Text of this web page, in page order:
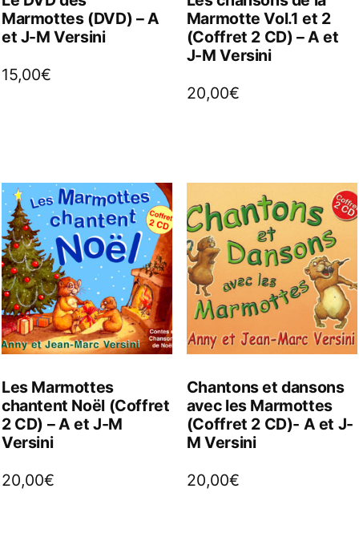
Marmottes (DVD) – A
et J-M Versini
15,00€
Marmotte Vol.1 et 2
(Coffret 2 CD) – A et
J-M Versini
20,00€
Les Marmottes
chantent Noël (Coffret
2 CD) – A et J-M
Versini
20,00€
Chantons et dansons
avec les Marmottes
(Coffret 2 CD)- A et J-
M Versini
20,00€